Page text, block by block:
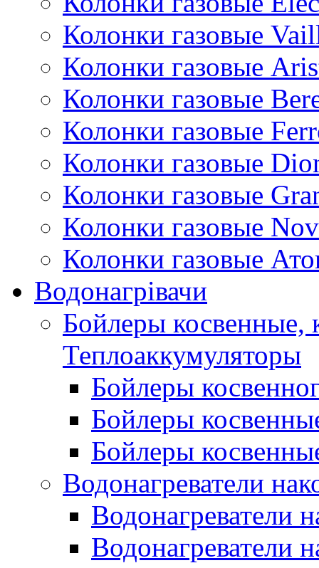
Колонки газовые
Колонки газовые
Колонки газовые
Колонки газовые
Колонки газовые
Колонки газовые
Колонки газовые
Колонки газовые
Водонагрівачи
Бойлеры косвенные,
Теплоаккумуляторы
Бойлеры
Бойлеры
Бойлеры
Водонагреватели
Водонагреватели
Водонагреватели